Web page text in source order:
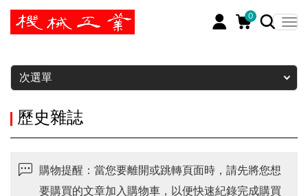
0
暫停
次選單
歷史雜誌
購物提醒：當您要離開或跳轉頁面時，請先將您想
要購買的文章加入購物車，以便快速紀錄完成購買